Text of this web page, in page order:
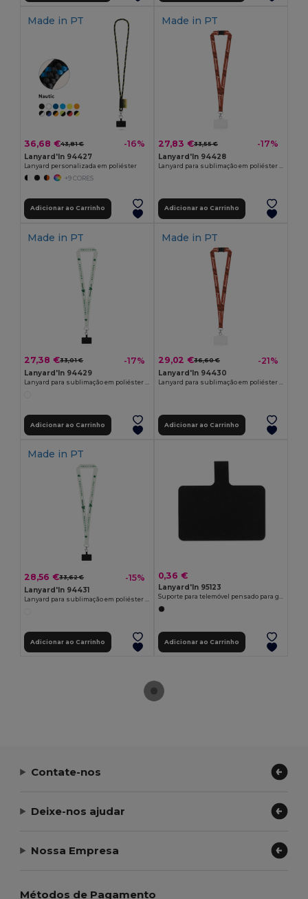
Made in PT
36,68 €43,81 € -16%
Lanyard'In 94427
Lanyard personalizada em poliéster
+9 CORES
Adicionar ao Carrinho
Made in PT
27,83 €33,55 € -17%
Lanyard'In 94428
Adicionar ao Carrinho
Made in PT
27,38 €33,01 € -17%
Lanyard'In 94429
Lanyard para sublimação em poliéster com mosquetão, fecho de segurança e suporte para smartphone
Adicionar ao Carrinho
Made in PT
29,02 €36,60 € -21%
Lanyard'In 94430
Lanyard para sublimação em poliéster reciclado (100% rPET) com mosquetão, fecho de segurança e porta cartões rígido
Adicionar ao Carrinho
Made in PT
28,56 €33,62 € -15%
Lanyard'In 94431
Lanyard para sublimação em poliéster reciclado (100% rPET) com mosquetão, fecho de segurança e suporte para smartphone
Adicionar ao Carrinho
0,36 €
Lanyard'In 95123
Suporte para telemóvel pensado para garantir maior comodidade no transporte
Adicionar ao Carrinho
Contate-nos
Deixe-nos ajudar
Nossa Empresa
Métodos de Pagamento